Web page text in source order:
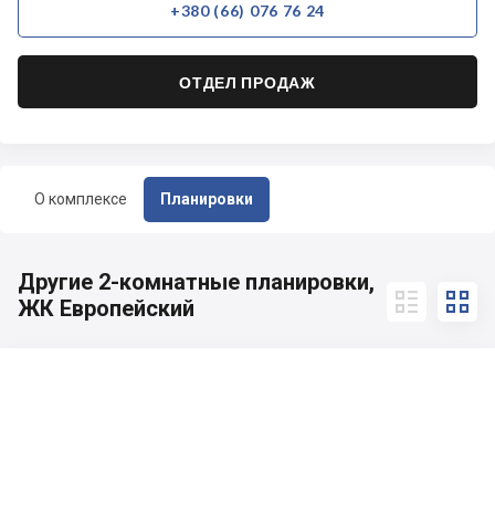
О комплексе Планировки
+380 (66) 076 76 24
ОТДЕЛ ПРОДАЖ
Другие 2-комнатные планировки,
ЖК Европейский
 